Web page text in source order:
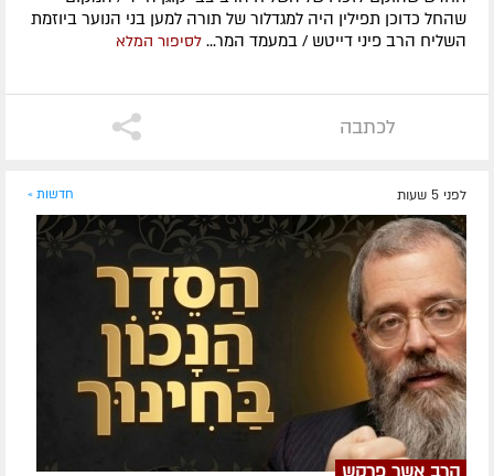
שהחל כדוכן תפילין היה למגדלור של תורה למען בני הנוער ביוזמת
השליח הרב פיני דייטש / במעמד המר... לסיפור המלא
לכתבה
לפני 5 שעות חדשות »